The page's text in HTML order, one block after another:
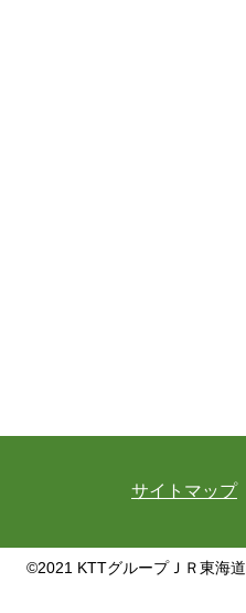
サイトマップ
©2021 KTTグループＪＲ東海